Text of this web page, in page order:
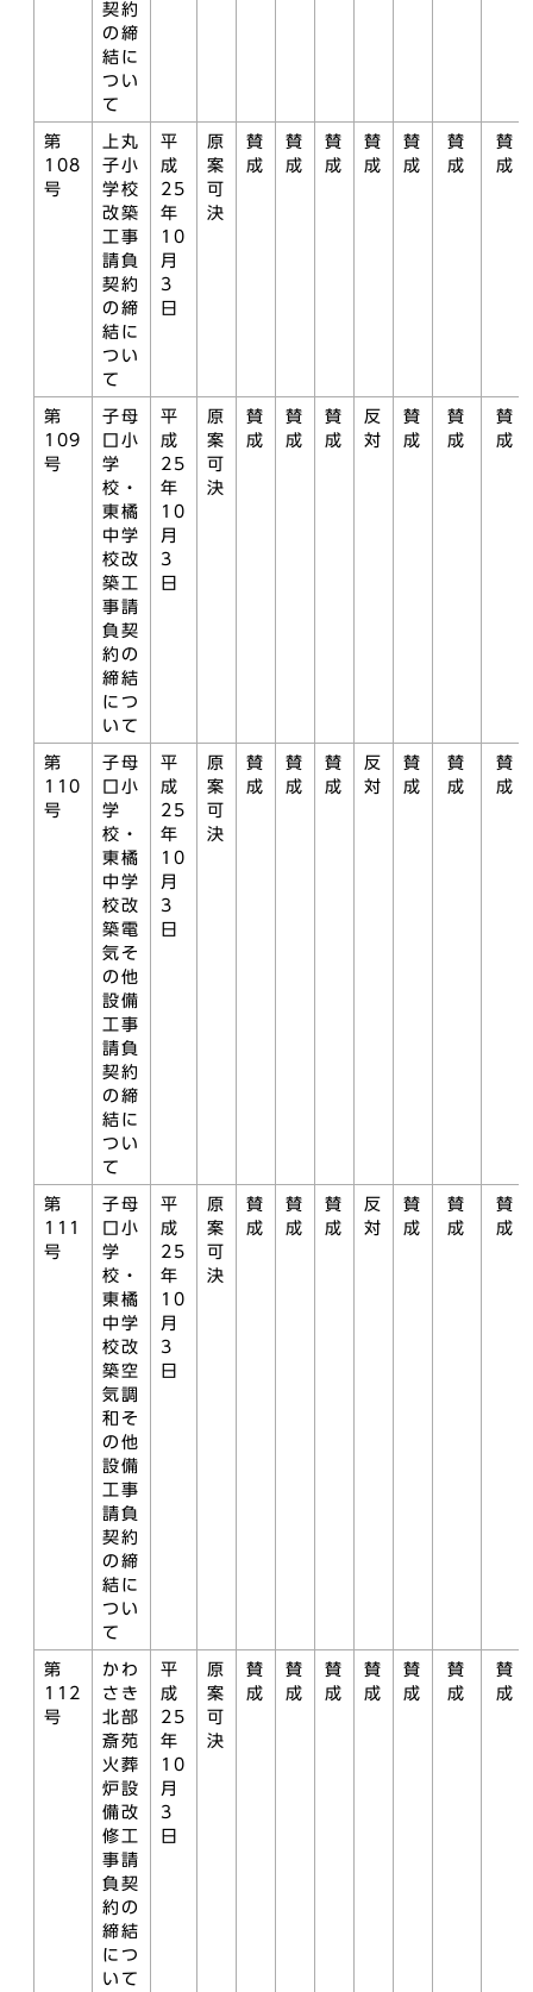
契約
の締
結に
つい
て
第
108
号
上丸
子小
学校
改築
工事
請負
契約
の締
結に
つい
て
平
成
25
年
10
月
3
日
原
案
可
決
賛
成
賛
成
賛
成
賛
成
賛
成
賛
成
賛
成
第
109
号
子母
口小
学
校・
東橘
中学
校改
築工
事請
負契
約の
締結
につ
いて
平
成
25
年
10
月
3
日
原
案
可
決
賛
成
賛
成
賛
成
反
対
賛
成
賛
成
賛
成
第
110
号
子母
口小
学
校・
東橘
中学
校改
築電
気そ
の他
設備
工事
請負
契約
の締
結に
つい
て
平
成
25
年
10
月
3
日
原
案
可
決
賛
成
賛
成
賛
成
反
対
賛
成
賛
成
賛
成
第
111
号
子母
口小
学
校・
東橘
中学
校改
築空
気調
和そ
の他
設備
工事
請負
契約
の締
結に
つい
て
平
成
25
年
10
月
3
日
原
案
可
決
賛
成
賛
成
賛
成
反
対
賛
成
賛
成
賛
成
第
112
号
かわ
さき
北部
斎苑
火葬
炉設
備改
修工
事請
負契
約の
締結
につ
いて
平
成
25
年
10
月
3
日
原
案
可
決
賛
成
賛
成
賛
成
賛
成
賛
成
賛
成
賛
成